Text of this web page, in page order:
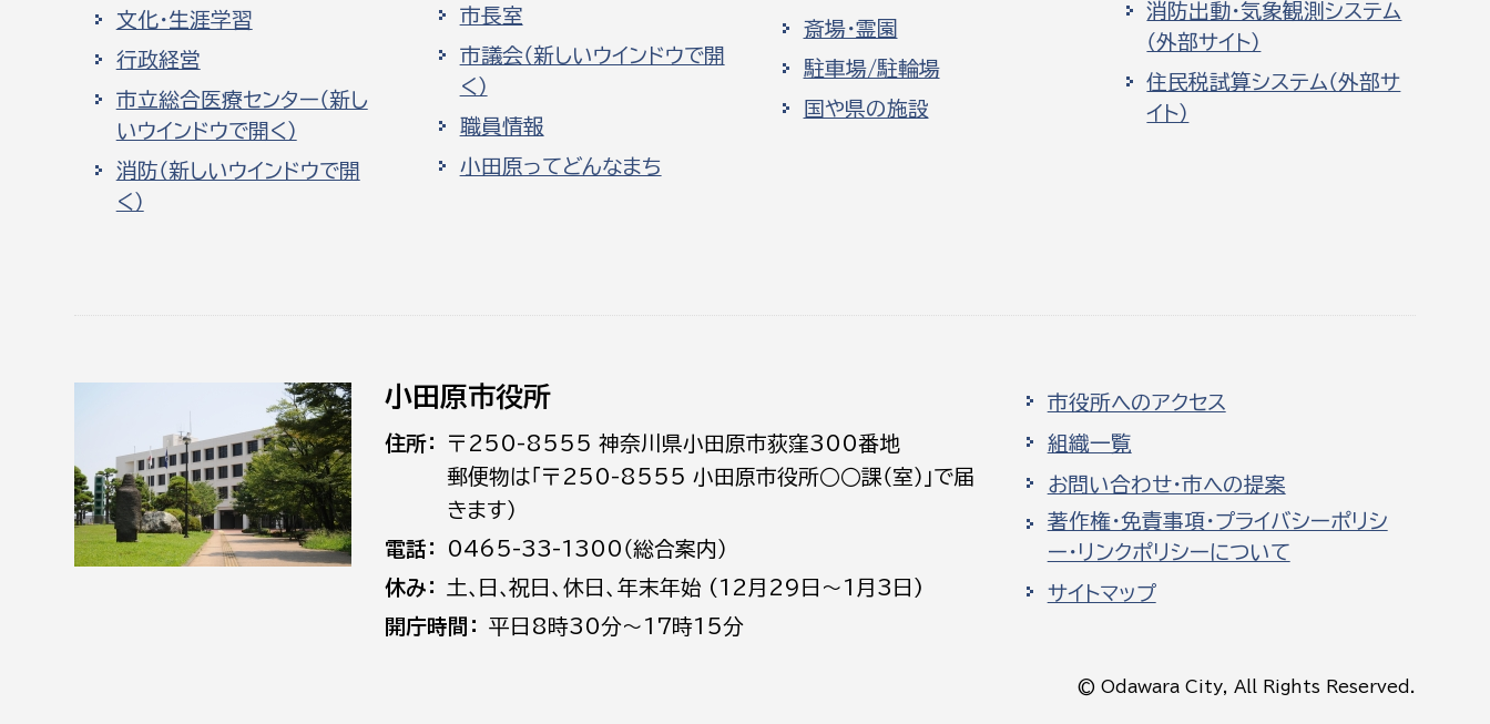
文化・生涯学習
行政経営
市立総合医療センター（新し
いウインドウで開く）
消防（新しいウインドウで開
く）
市長室
市議会（新しいウインドウで開
く）
職員情報
小田原ってどんなまち
斎場・霊園
駐車場/駐輪場
国や県の施設
消防出動・気象観測システム
（外部サイト）
住民税試算システム（外部サ
イト）
小田原市役所
住所
〒250-8555 神奈川県小田原市荻窪300番地
郵便物は「〒250-8555 小田原市役所○○課（室）」で届
きます）
電話
0465-33-1300（総合案内）
休み
土､日､祝日、休日、年末年始 (12月29日～1月3日)
開庁時間
平日8時30分～17時15分
市役所へのアクセス
組織一覧
お問い合わせ・市への提案
著作権・免責事項・プライバシーポリシ
ー・リンクポリシーについて
サイトマップ
© Odawara City, All Rights Reserved.